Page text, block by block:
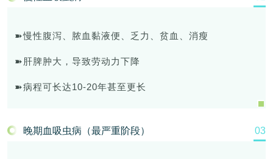
➽慢性腹泻、脓血黏液便、乏力、贫血、消瘦
➽肝脾肿大，导致劳动力下降
➽病程可长达10-20年甚至更长
晚期血吸虫病（最严重阶段） 03